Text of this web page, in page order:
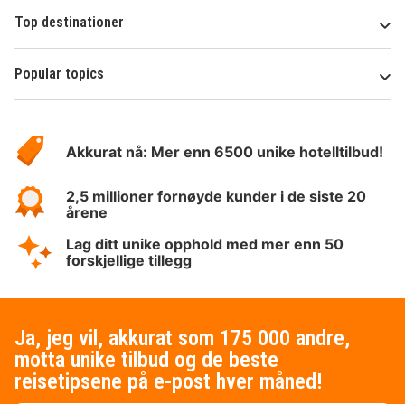
Top destinationer
Popular topics
Hotelspecials
Akkurat nå: Mer enn 6500 unike hotelltilbud!
2,5 millioner fornøyde kunder i de siste 20
årene
Lag ditt unike opphold med mer enn 50
forskjellige tillegg
Ja, jeg vil, akkurat som 175 000 andre,
motta unike tilbud og de beste
reisetipsene på e-post hver måned!